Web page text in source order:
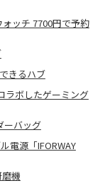
ッチ 7700円で予約
きるハブ
ラボしたゲーミング
ーバッグ
電源「IFORWAY
機